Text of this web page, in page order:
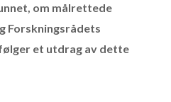
om målrettede
Forskningsrådets
et utdrag av dette